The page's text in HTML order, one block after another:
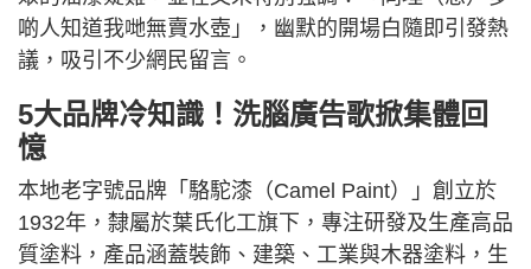
啲人知道我哋無賣水壺」，幽默的開場白隨即引發熱
議，吸引不少網民留言。
5大品牌冷知識！洗腦廣告歌掀集體回
憶
本地老字號品牌「駱駝漆（Camel Paint）」創立於
1932年，隸屬於葉氏化工旗下，專注研發及生產高品
質塗料，產品涵蓋裝飾、建築、工業與木器塗料，生